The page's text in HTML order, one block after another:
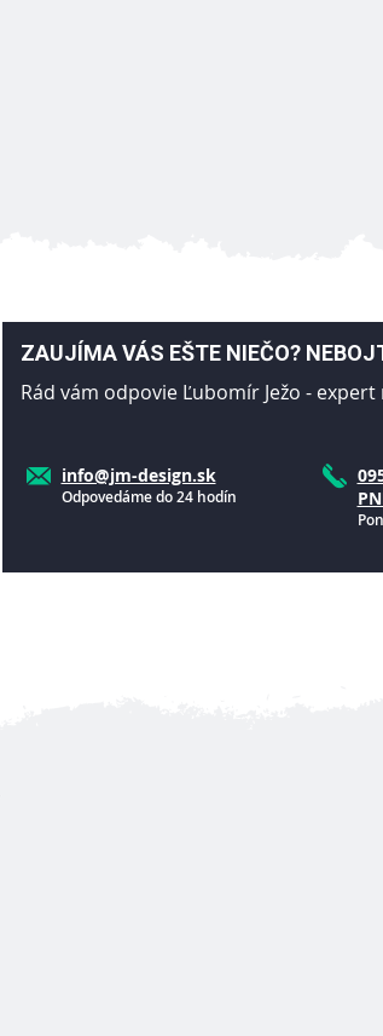
ZAUJÍMA VÁS EŠTE NIEČO?
Rád vám odpovie Ľubomír Ježo -
info@jm-design.sk
Odpovedáme do 24 hodín